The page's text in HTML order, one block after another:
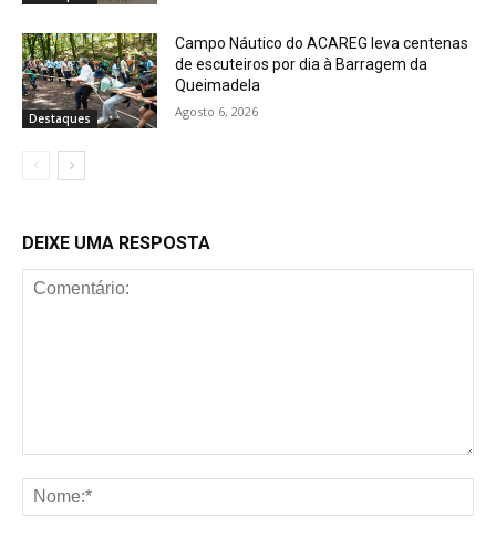
Destaques
Campo Náutico do ACAREG leva centenas
de escuteiros por dia à Barragem da
Queimadela
Agosto 6, 2026
DEIXE UMA RESPOSTA